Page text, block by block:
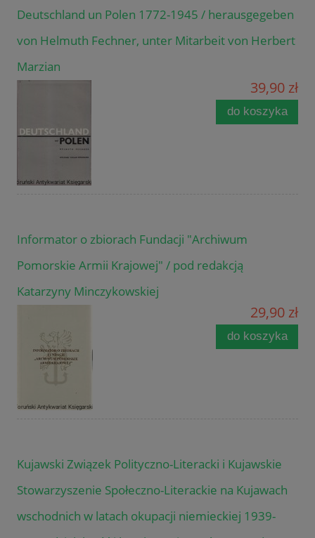
Deutschland un Polen 1772-1945 / herausgegeben
von Helmuth Fechner, unter Mitarbeit von Herbert
Marzian
39,90 zł
do koszyka
Informator o zbiorach Fundacji "Archiwum
Pomorskie Armii Krajowej" / pod redakcją
Katarzyny Minczykowskiej
29,90 zł
do koszyka
Kujawski Związek Polityczno-Literacki i Kujawskie
Stowarzyszenie Społeczno-Literackie na Kujawach
wschodnich w latach okupacji niemieckiej 1939-